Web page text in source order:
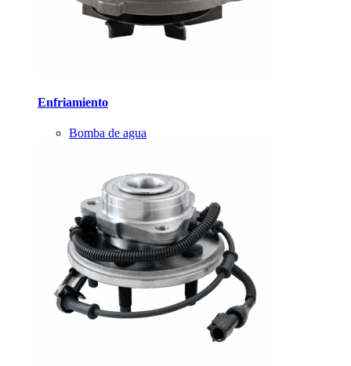
Enfriamiento
Bomba de agua